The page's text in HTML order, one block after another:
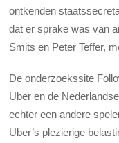
ontkenden
dat er sprake was van
Smits en Peter Teffer,
De onderzoekssite
Uber en de
echter een andere
Uber’s plezierige